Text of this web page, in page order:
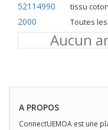
52114990 tissu coton
2000 Toutes les
Aucun
A PROPOS
ConnectUEMOA est une